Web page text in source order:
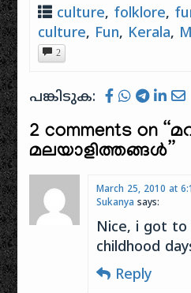
ഡൗൺലോഡ്
ചെയ്തെടുക്കുകയോ
ആവാം.
വേർഡ്പ്രസ്
ചില സങ്കേതിക
കാരണം ഇത്
വർക്ക് ചെയ്യുന്നില്ല
ഇപ്പോൾ,
ഒരാഴ്ചയ്ക്കുള്ളിൽ
ശരിയാക്കി
എടുക്കാവുന്നതേ
ഉള്ളൂ(‌10/01/2017).
ഇന്നാണ് ഇക്കാര്യം
അറിഞ്ഞതുതന്നെ.
[table id=1 /]
സിനിമാ ഗാനങ്ങൾ
culture, folklore,
culture, Fun, Kerala,
2
പങ്കിടുക:
2 comments on “
മലയാളിത്തങ്ങള്‍‌
March 25, 2010 at
Sukanya says:
Nice, i got to
childhood
Reply